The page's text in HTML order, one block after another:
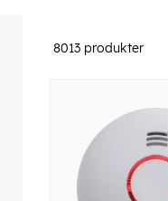
8013 produkter